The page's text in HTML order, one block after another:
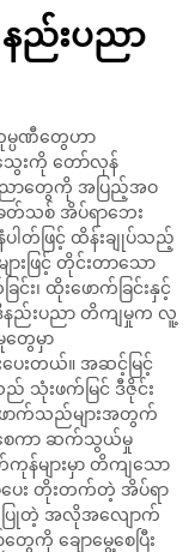
ည်းပညာ
မ္ပဏီတွေဟာ
းကို တော်လှန်
ညာတွေကို အပြည့်အဝ
။ ခေတ်သစ် အိပ်ရာဘေး
ါတ်ဖြင့် ထိန်းချုပ်သည့်
ားဖြင့် တိုင်းတာသော
း၊ ထိုးဖောက်ခြင်းနှင့်
ဒီနည်းပညာ တိကျမှုက လူ့
တွေမှာ
းတယ်။ အဆင့်မြင့်
သုံးဖက်မြင် ဒီဇိုင်း
ာက်သည်များအတွက်
စေကာ ဆက်သွယ်မှု
ကုန်များမှာ တိကျသော
ပေး တိုးတက်တဲ့ အိပ်ရာ
ပြုတဲ့ အလိုအလျောက်
ကို ချောမွေ့စေပြီး